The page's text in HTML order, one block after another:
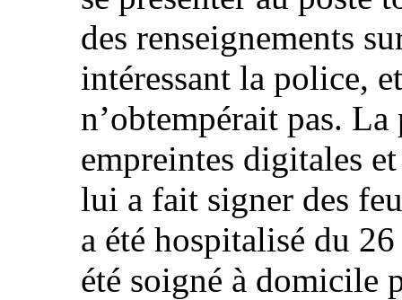
des renseignements
intéressant la police,
n’obtempérait pas.
empreintes digitales
lui a fait signer des
a été hospitalisé du
été soigné à domicile